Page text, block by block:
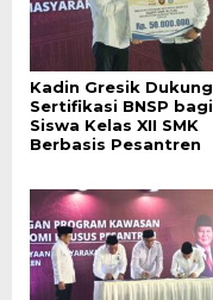
Kadin Gresik Dukung
Sertifikasi BNSP bagi
Siswa Kelas XII SMK
Berbasis Pesantren